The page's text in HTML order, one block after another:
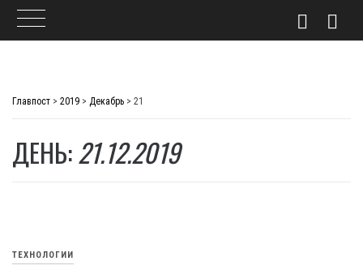
Главпост > 2019 > Декабрь > 21
ДЕНЬ:21.12.2019
ТЕХНОЛОГИИ